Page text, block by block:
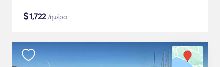
$1,722/ημέρα